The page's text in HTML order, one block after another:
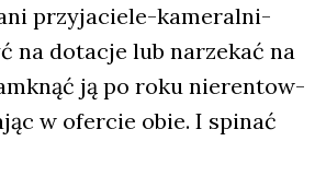
przy­ja­cie­le-kame­ral­ni-
na dota­cje lub narze­kać na
ją po roku nie­ren­tow­
w ofer­cie obie. I spi­nać